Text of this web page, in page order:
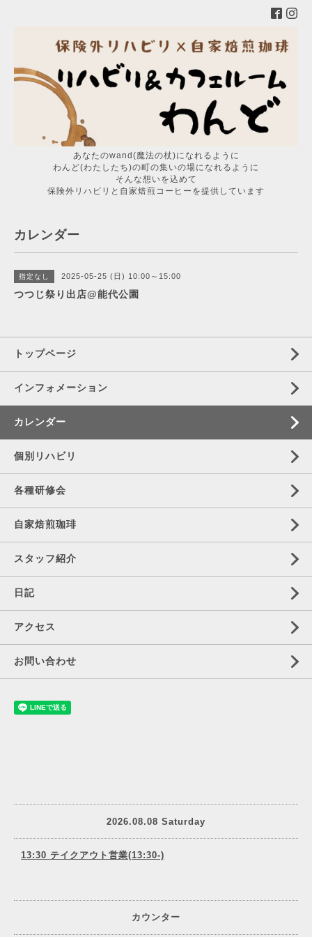
あなたのwand(魔法の杖)になれるように
わんど(わたしたち)の町の集いの場になれるように
そんな想いを込めて
保険外リハビリと自家焙煎コーヒーを提供しています
カレンダー
指定なし 2025-05-25 (日) 10:00～15:00
つつじ祭り出店@能代公園
トップページ
インフォメーション
カレンダー
個別リハビリ
各種研修会
自家焙煎珈琲
スタッフ紹介
日記
アクセス
お問い合わせ
2026.08.08 Saturday
13:30 テイクアウト営業(13:30-)
カウンター